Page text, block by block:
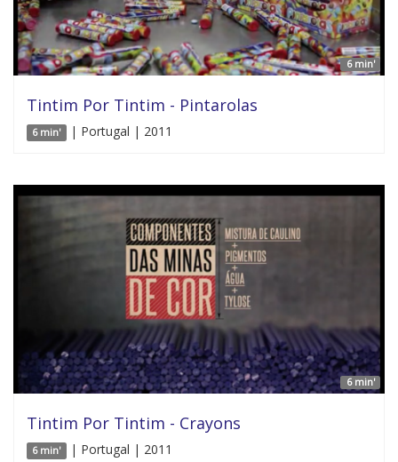
6 min'
Tintim Por Tintim - Pintarolas
6 min' | Portugal | 2011
6 min'
Tintim Por Tintim - Crayons
6 min' | Portugal | 2011